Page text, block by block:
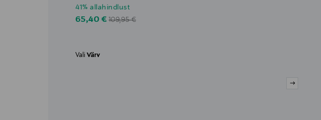
41% allahindlust
Discounted Price
65,40 € Original Price
109,95 €
ValiVärv